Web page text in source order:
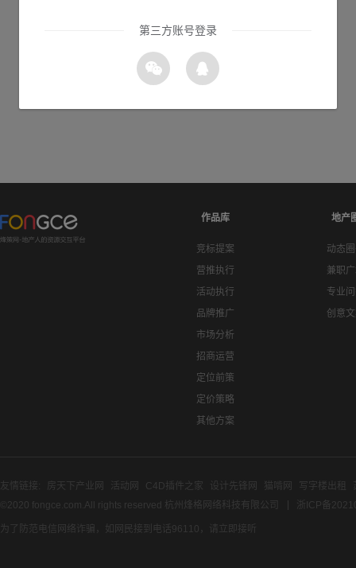
作品库
竞标提案
营推执行
活动执行
品牌推广
市场分析
招商运营
定位前策
定价策略
其他方案
地产
动态
兼职
专业
创意
友情链接: 房天下产业网 活动网 C4D插件之家 设计先锋网 猫啃网 写字楼出租
©2020 fongce.com.All rights reserved 杭州烽格网络科技有限公司
浙ICP备
为了防范电信网络诈骗，如网民接到电话96110，请立即接听
第三方账号登录